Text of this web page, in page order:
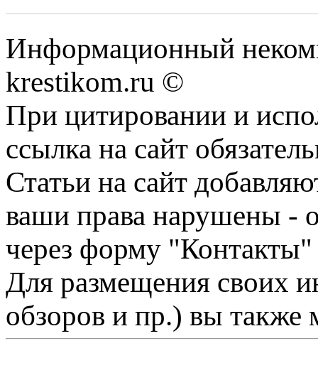
Информационный
krestikom.ru ©
При цитировании и
ссылка на сайт
Статьи на сайт
ваши права нарушены -
через форму "Контакты"
Для размещения своих
обзоров и пр.) вы также